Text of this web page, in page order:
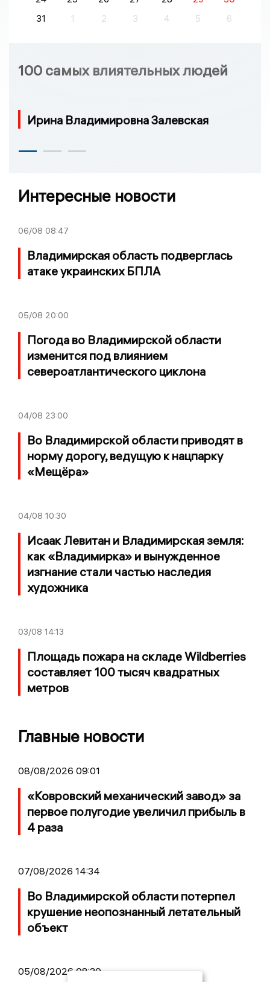
31
1 2 3 4 5 6
100 самых влиятельных людей
Ирина Владимировна Залевская
Интересные новости
06/08 08:47
Владимирская область подверглась
атаке украинских БПЛА
05/08 20:00
Погода во Владимирской области
изменится под влиянием
североатлантического циклона
04/08 23:00
Во Владимирской области приводят в
норму дорогу, ведущую к нацпарку
«Мещёра»
04/08 10:30
Исаак Левитан и Владимирская земля:
как «Владимирка» и вынужденное
изгнание стали частью наследия
художника
03/08 14:13
Площадь пожара на складе Wildberries
составляет 100 тысяч квадратных
метров
Главные новости
08/08/2026 09:01
«Ковровский механический завод» за
первое полугодие увеличил прибыль в
4 раза
07/08/2026 14:34
Во Владимирской области потерпел
крушение неопознанный летательный
объект
05/08/2026 08:30